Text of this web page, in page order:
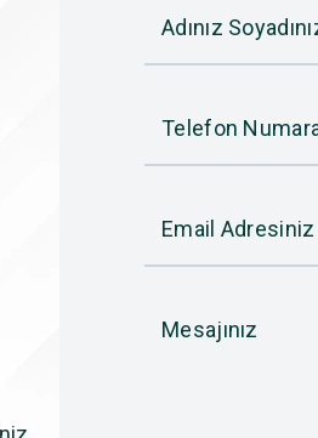
Adınız
Telefon
Email Adresiniz
Mesajınız